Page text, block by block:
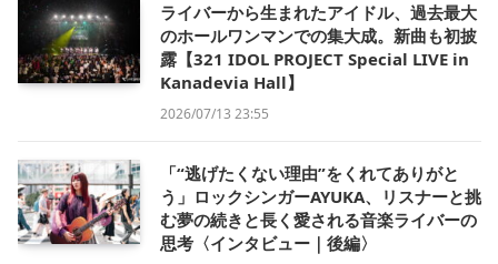
ライバーから生まれたアイドル、過去最大
のホールワンマンでの集大成。新曲も初披
露【321 IDOL PROJECT Special LIVE in
Kanadevia Hall】
2026/07/13 23:55
「“逃げたくない理由”をくれてありがと
う」ロックシンガーAYUKA、リスナーと挑
む夢の続きと長く愛される音楽ライバーの
思考〈インタビュー｜後編〉